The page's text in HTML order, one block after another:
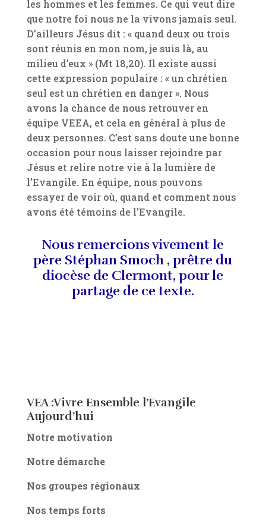
les hommes et les femmes. Ce qui veut dire
que notre foi nous ne la vivons jamais seul.
D’ailleurs Jésus dit : « quand deux ou trois
sont réunis en mon nom, je suis là, au
milieu d’eux » (Mt 18,20). Il existe aussi
cette expression populaire : « un chrétien
seul est un chrétien en danger ». Nous
avons la chance de nous retrouver en
équipe VEEA, et cela en général à plus de
deux personnes. C’est sans doute une bonne
occasion pour nous laisser rejoindre par
Jésus et relire notre vie à la lumière de
l’Evangile. En équipe, nous pouvons
essayer de voir où, quand et comment nous
avons été témoins de l’Evangile.
Nous remercions vivement le
père Stéphan Smoch , prêtre du
diocèse de Clermont, pour le
partage de ce texte.
VEA :Vivre Ensemble l’Evangile
Aujourd’hui
Notre motivation
Notre démarche
Nos groupes régionaux
Nos temps forts